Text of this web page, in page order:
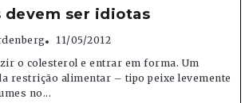
devem ser idiotas
11/05/2012
o colesterol e entrar em forma. Um
restrição alimentar – tipo peixe levemente
no...